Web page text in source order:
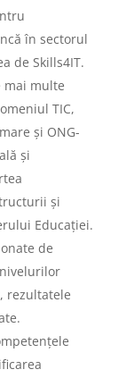
în sectorul
de Skills4IT.
mai multe
TIC,
și ONG-
și
și
Educației.
de
rezultatele